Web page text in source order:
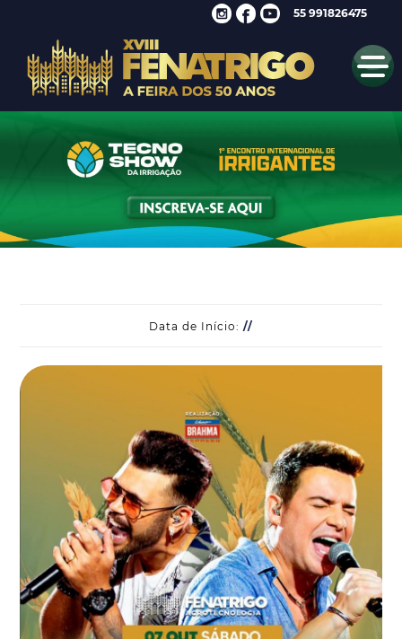
55 991826475
Data de Início: //